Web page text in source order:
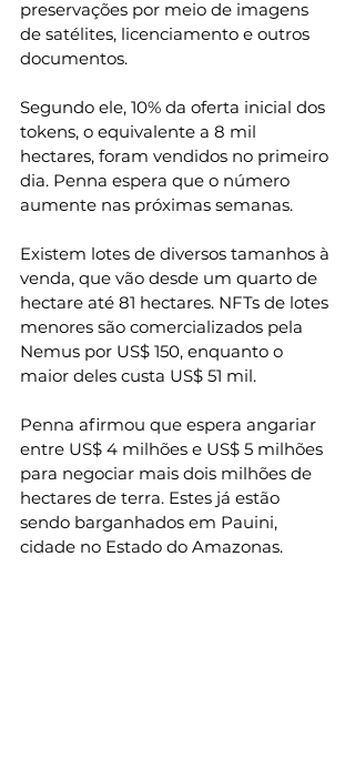
preservações por meio de imagens
de satélites, licenciamento e outros
documentos.
Segundo ele, 10% da oferta inicial dos
tokens, o equivalente a 8 mil
hectares, foram vendidos no primeiro
dia. Penna espera que o número
aumente nas próximas semanas.
Existem lotes de diversos tamanhos à
venda, que vão desde um quarto de
hectare até 81 hectares. NFTs de lotes
menores são comercializados pela
Nemus por US$ 150, enquanto o
maior deles custa US$ 51 mil.
Penna afirmou que espera angariar
entre US$ 4 milhões e US$ 5 milhões
para negociar mais dois milhões de
hectares de terra. Estes já estão
sendo barganhados em Pauini,
cidade no Estado do Amazonas.